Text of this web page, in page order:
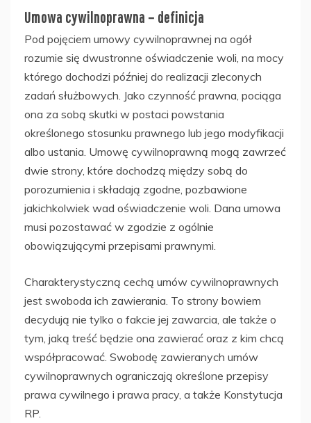
Umowa cywilnoprawna – definicja
Pod pojęciem umowy cywilnoprawnej na ogół
rozumie się dwustronne oświadczenie woli, na mocy
którego dochodzi później do realizacji zleconych
zadań służbowych. Jako czynność prawna, pociąga
ona za sobą skutki w postaci powstania
określonego stosunku prawnego lub jego modyfikacji
albo ustania. Umowę cywilnoprawną mogą zawrzeć
dwie strony, które dochodzą między sobą do
porozumienia i składają zgodne, pozbawione
jakichkolwiek wad oświadczenie woli. Dana umowa
musi pozostawać w zgodzie z ogólnie
obowiązującymi przepisami prawnymi.
Charakterystyczną cechą umów cywilnoprawnych
jest swoboda ich zawierania. To strony bowiem
decydują nie tylko o fakcie jej zawarcia, ale także o
tym, jaką treść będzie ona zawierać oraz z kim chcą
współpracować. Swobodę zawieranych umów
cywilnoprawnych ograniczają określone przepisy
prawa cywilnego i prawa pracy, a także Konstytucja
RP.